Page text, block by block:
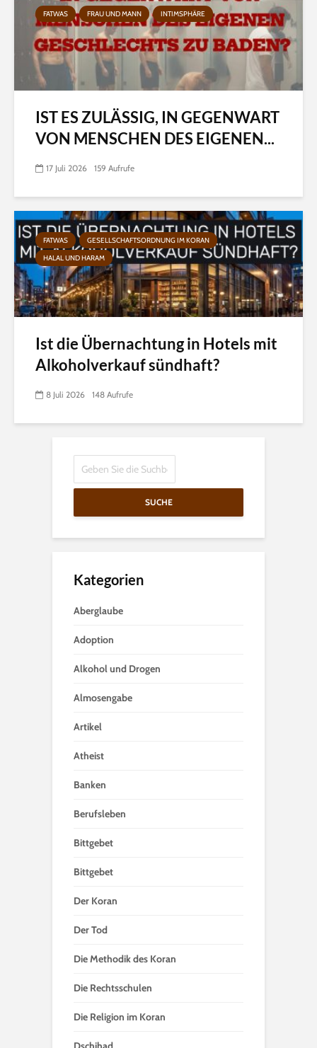
FATWAS FRAU UND MANN INTIMSPHÄRE
IST ES ZULÄSSIG, IN GEGENWART
VON MENSCHEN DES EIGENEN...
17 Juli 2026 159 Aufrufe
FATWAS
GESELLSCHAFTSORDNUNG IM KORAN
HALAL UND HARAM
Ist die Übernachtung in Hotels mit
Alkoholverkauf sündhaft?
8 Juli 2026 148 Aufrufe
SUCHE
Kategorien
Aberglaube
Adoption
Alkohol und Drogen
Almosengabe
Artikel
Atheist
Banken
Berufsleben
Bittgebet
Bittgebet
Der Koran
Der Tod
Die Methodik des Koran
Die Rechtsschulen
Die Religion im Koran